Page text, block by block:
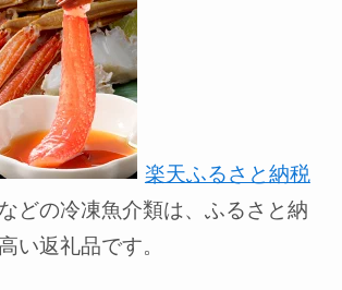
楽天ふるさと納税
どの冷凍魚介類は、ふるさと納
い返礼品です。